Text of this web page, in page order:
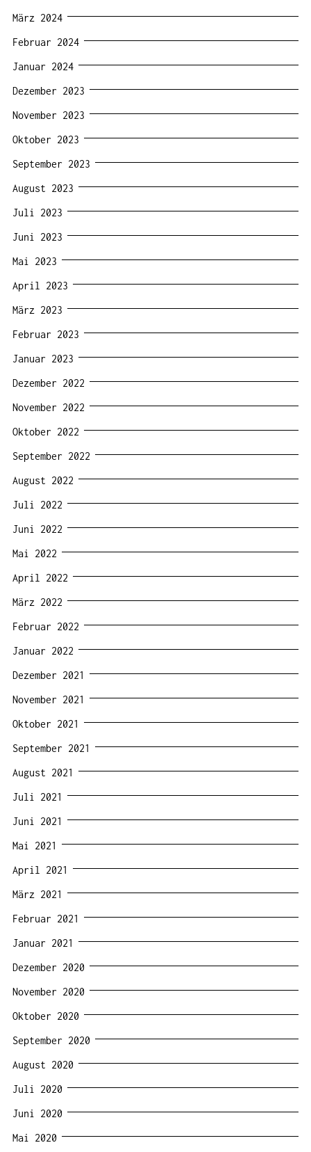
März 2024
Februar 2024
Januar 2024
Dezember 2023
November 2023
Oktober 2023
September 2023
August 2023
Juli 2023
Juni 2023
Mai 2023
April 2023
März 2023
Februar 2023
Januar 2023
Dezember 2022
November 2022
Oktober 2022
September 2022
August 2022
Juli 2022
Juni 2022
Mai 2022
April 2022
März 2022
Februar 2022
Januar 2022
Dezember 2021
November 2021
Oktober 2021
September 2021
August 2021
Juli 2021
Juni 2021
Mai 2021
April 2021
März 2021
Februar 2021
Januar 2021
Dezember 2020
November 2020
Oktober 2020
September 2020
August 2020
Juli 2020
Juni 2020
Mai 2020